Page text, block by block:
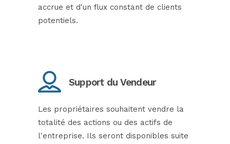
accrue et d'un flux constant de clients
potentiels.
Support du Vendeur
Les propriétaires souhaitent vendre la
totalité des actions ou des actifs de
l'entreprise. Ils seront disponibles suite